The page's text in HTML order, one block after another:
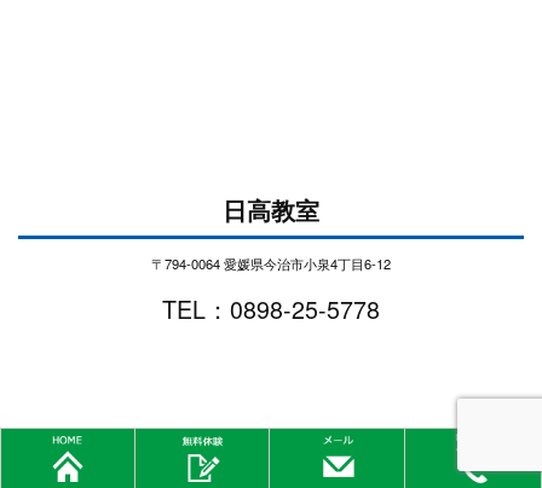
日高教室
〒794-0064 愛媛県今治市小泉4丁目6-12
TEL：0898-25-5778